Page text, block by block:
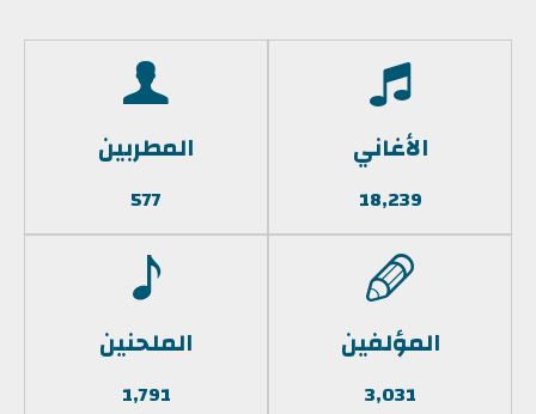
الأغاني
18,239
المطربين
577
المؤلفين
3,031
الملحنين
1,791